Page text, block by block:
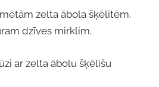
zelta ābola šķēlītēm.
dzīves mirklim.
ar zelta ābolu šķēlīšu